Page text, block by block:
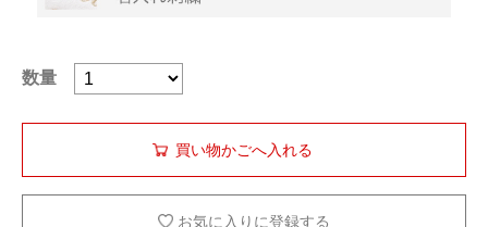
数量
お気に入りに登録する